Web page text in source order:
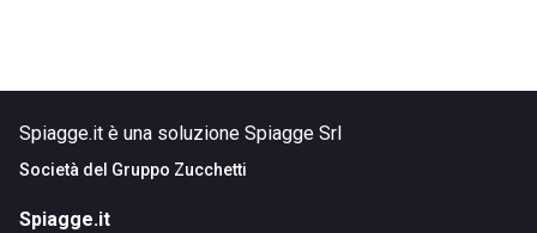
Spiagge.it è una soluzione Spiagge Srl
Società del Gruppo Zucchetti
Spiagge.it